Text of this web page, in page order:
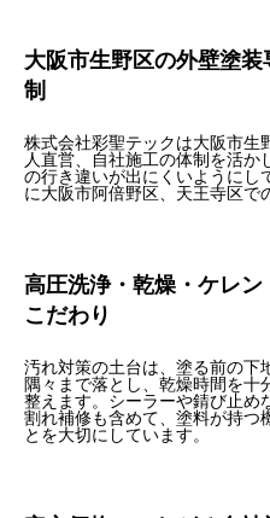
大阪市生野区の外壁塗
制
株式会社彩聖テックは大阪市生
人直営、自社施工の体制を活
の行き違いが出にくいようにし
に大阪市阿倍野区、天王寺区で
高圧洗浄・乾燥・ケレ
こだわり
汚れ対策の土台は、塗る前の下
隅々まで落とし、乾燥時間を十
整えます。シーラーや錆び止め
割れ補修も含めて、塗料が持つ
とを大切にしています。